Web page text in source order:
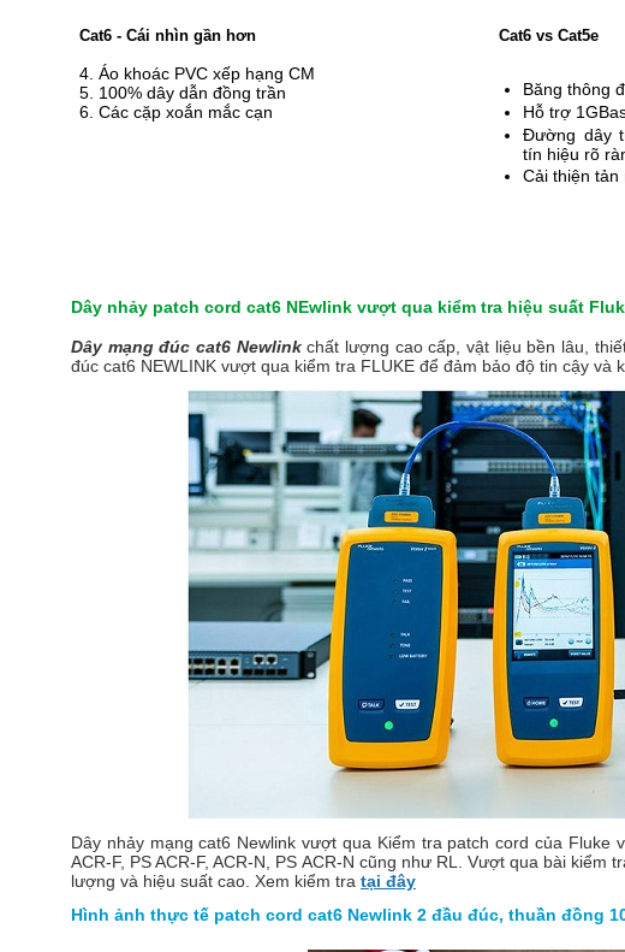
Cat6 - Cái nhìn gần hơn
4. Áo khoác PVC xếp hạng CM
5. 100% dây dẫn đồng trần
6. Các cặp xoắn mắc cạn
Cat6 vs Cat5e
Băng thông
Hỗ trợ
Đường dây
tín hiệu rõ
Cải thiện tản
Dây nhảy patch cord cat6 NEwlink vượt qua kiểm tra hiệu suất
Dây mạng đúc cat6 Newlinkchất lượng cao cấp, vật liệu bền lâu,
đúc cat6 NEWLINK vượt qua kiểm tra FLUKE để đảm bảo độ tin cậy và
Dây nhảy mạng cat6 Newlink vượt qua Kiểm tra patch cord của Fluke
ACR-F, PS ACR-F, ACR-N, PS ACR-N cũng như RL. Vượt qua bài
lượng và hiệu suất cao. Xem kiểm tra tại đây
Hình ảnh thực tế patch cord cat6 Newlink 2 đầu đúc, thuần đồng